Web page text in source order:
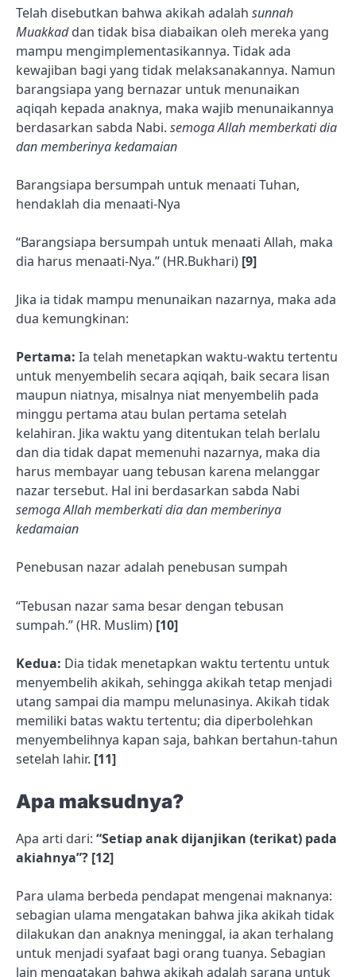
Telah disebutkan bahwa akikah adalah sunnah
Muakkaddan tidak bisa diabaikan oleh mereka yang
mampu mengimplementasikannya. Tidak ada
kewajiban bagi yang tidak melaksanakannya. Namun
barangsiapa yang bernazar untuk menunaikan
aqiqah kepada anaknya, maka wajib menunaikannya
berdasarkan sabda Nabi. semoga Allah memberkati dia
dan memberinya kedamaian
Barangsiapa bersumpah untuk menaati Tuhan,
hendaklah dia menaati-Nya
“Barangsiapa bersumpah untuk menaati Allah, maka
dia harus menaati-Nya.” (HR.Bukhari) [9]
Jika ia tidak mampu menunaikan nazarnya, maka ada
dua kemungkinan:
Pertama: Ia telah menetapkan waktu-waktu tertentu
untuk menyembelih secara aqiqah, baik secara lisan
maupun niatnya, misalnya niat menyembelih pada
minggu pertama atau bulan pertama setelah
kelahiran. Jika waktu yang ditentukan telah berlalu
dan dia tidak dapat memenuhi nazarnya, maka dia
harus membayar uang tebusan karena melanggar
nazar tersebut. Hal ini berdasarkan sabda Nabi
semoga Allah memberkati dia dan memberinya
kedamaian
Penebusan nazar adalah penebusan sumpah
“Tebusan nazar sama besar dengan tebusan
sumpah.” (HR. Muslim) [10]
Kedua: Dia tidak menetapkan waktu tertentu untuk
menyembelih akikah, sehingga akikah tetap menjadi
utang sampai dia mampu melunasinya. Akikah tidak
memiliki batas waktu tertentu; dia diperbolehkan
menyembelihnya kapan saja, bahkan bertahun-tahun
setelah lahir. [11]
Apa maksudnya?
Apa arti dari: “Setiap anak dijanjikan (terikat) pada
akiahnya”? [12]
Para ulama berbeda pendapat mengenai maknanya:
sebagian ulama mengatakan bahwa jika akikah tidak
dilakukan dan anaknya meninggal, ia akan terhalang
untuk menjadi syafaat bagi orang tuanya. Sebagian
lain mengatakan bahwa akikah adalah sarana untuk